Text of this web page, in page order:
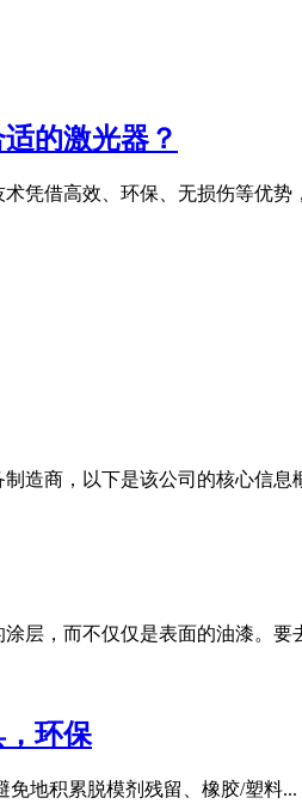
的激光器？
凭借高效、环保、无损伤等优
造商，以下是该公司的核心信息
层，而不仅仅是表面的油漆。要
环保
地积累脱模剂残留、橡胶/塑料...